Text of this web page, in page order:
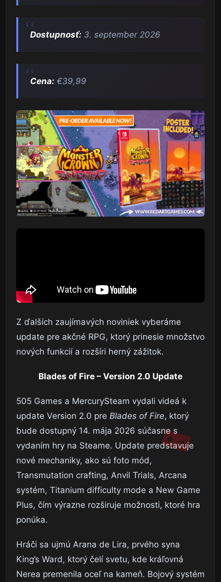
Dostupnosť: 3. september 2026
Cena: €39,99
Z ďalších zaujímavých noviniek vyberáme
update pre akčné RPG, ktorý prinesie množstvo
nových funkcií a rozšíri herný zážitok.
Blades of Fire – Version 2.0 Update
505 Games a MercurySteam vydali videá k
update Version 2.0 pre Blades of Fire, ktorý
bude dostupný 14. mája 2026 súčasne s
vydaním hry na Steame. Update predstavuje
nové mechaniky, ako sú foto mód,
Transmutation crafting, Anvil Trials, Arcana
systém, Titanium difficulty mode a New Game
Plus, čím výrazne rozširuje možnosti, ktoré hra
ponúka.
Hráči sa ujmú Arana de Lira, prvého syna
King’s Ward, ktorý čelí svetu, kde kráľovná
Nerea premenila oceľ na kameň. Bojový systém